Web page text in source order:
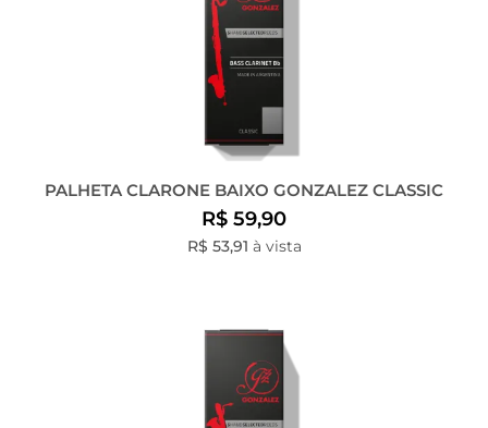
PALHETA CLARONE BAIXO GONZALEZ CLASSIC
R$ 59,90
R$ 53,91 à vista